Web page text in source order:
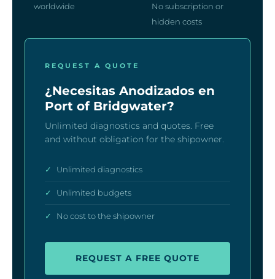
worldwide
No subscription or
hidden costs
REQUEST A QUOTE
¿Necesitas Anodizados en
Port of Bridgwater?
Unlimited diagnostics and quotes. Free
and without obligation for the shipowner.
✓ Unlimited diagnostics
✓ Unlimited budgets
✓ No cost to the shipowner
REQUEST A FREE QUOTE